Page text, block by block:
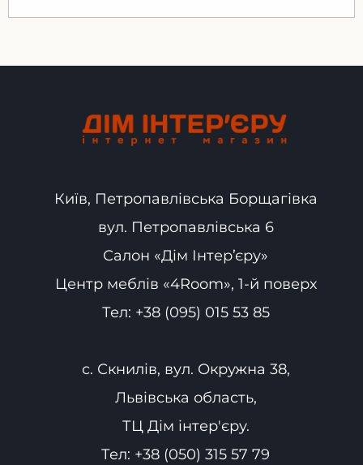
Київ, Петропавлівська Борщагівка
вул. Петропавлівська 6
Салон «Дім Інтер’єру»
Центр меблів «4Room», 1-й поверх
Тел: +38 (095) 015 53 85
с. Скнилів, вул. Окружна 38,
Львівська область,
ТЦ Дім інтер'єру.
Тел: +38 (050) 315 57 79